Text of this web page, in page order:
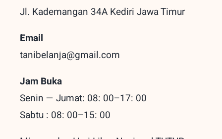
Jl. Kademangan 34A Kediri Jawa Timur
Email
tanibelanja@gmail.com
Jam Buka
Senin — Jumat: 08: 00–17: 00
Sabtu : 08: 00–15: 00